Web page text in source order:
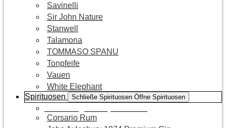
Savinelli
Sir John Nature
Stanwell
Talamona
TOMMASO SPANU
Tonpfeife
Vauen
White Elephant
Spirituosen
Schließe Spirituosen Öffne Spirituosen
Corsario Rum